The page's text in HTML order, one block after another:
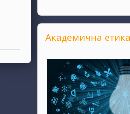
Прескочи Академична етика
Академична етика